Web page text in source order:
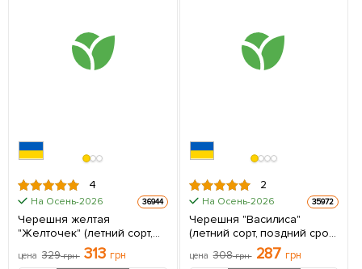
4
На Осень-2026 36944
Черешня желтая
"Желточек" (летний сорт,
ранний срок созревания) 1
саженец в упаковке
цена 329грн 313 грн
2
На Осень-2026 35972
Черешня "Василиса"
(летний сорт, поздний срок
созревания) 1 саженец в
упаковке
цена 308грн 287 грн